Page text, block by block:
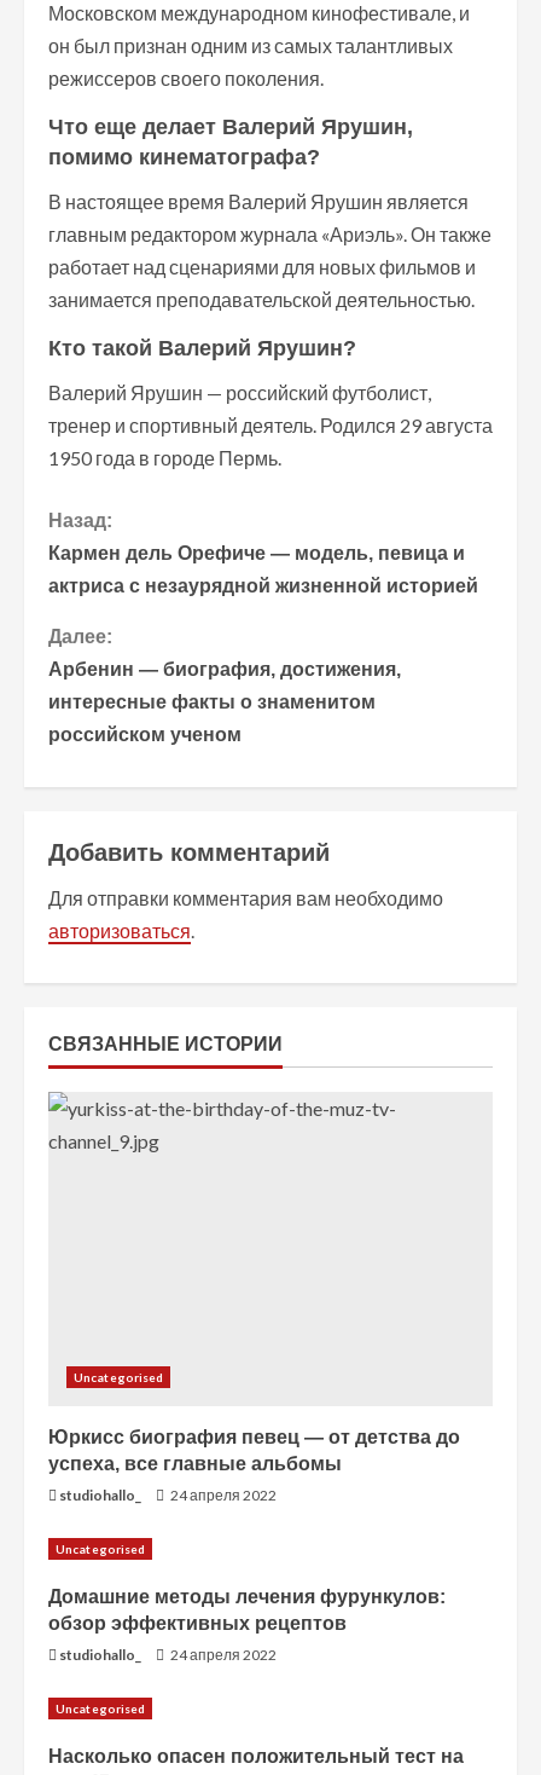
Московском международном кинофестивале, и
он был признан одним из самых талантливых
режиссеров своего поколения.
Что еще делает Валерий Ярушин,
помимо кинематографа?
В настоящее время Валерий Ярушин является
главным редактором журнала «Ариэль». Он также
работает над сценариями для новых фильмов и
занимается преподавательской деятельностью.
Кто такой Валерий Ярушин?
Валерий Ярушин — российский футболист,
тренер и спортивный деятель. Родился 29 августа
1950 года в городе Пермь.
П
р
о
д
о
л
и
т
ь
ч
т
е
Назад:
Кармен дель Орефиче — модель, певица и
актриса с незаурядной жизненной историей
Далее:
Арбенин — биография, достижения,
интересные факты о знаменитом
российском ученом
Добавить комментарий
Для отправки комментария вам необходимо
авторизоваться.
СВЯЗАННЫЕ ИСТОРИИ
Uncategorised
Юркисс биография певец — от детства до
успеха, все главные альбомы
studiohallo_ 24 апреля 2022
Uncategorised
Домашние методы лечения фурункулов:
обзор эффективных рецептов
studiohallo_ 24 апреля 2022
Uncategorised
Насколько опасен положительный тест на